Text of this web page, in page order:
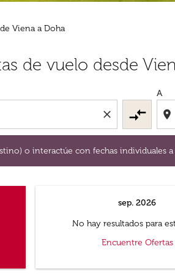
Viena a Doha
de vuelo desde
close compare_arrows
A
location_on
o interactúe con fechas individuales
destino) o interactúe con fechas
sep. 2026
No hay resultados para
Encuentre Ofertas